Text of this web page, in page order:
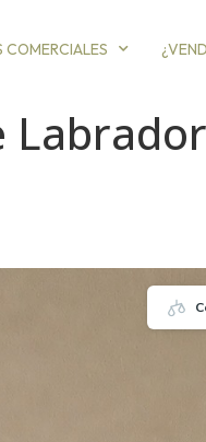
COMERCIALES